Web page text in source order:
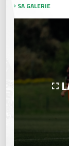
SA GALERIE